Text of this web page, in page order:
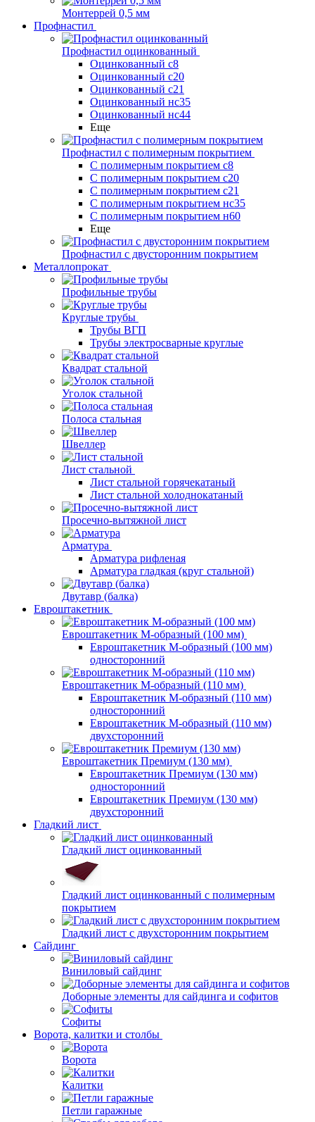
Монтеррей 0,5 мм
Профнастил
Профнастил оцинкованный
Оцинкованный с8
Оцинкованный с20
Оцинкованный с21
Оцинкованный нс35
Оцинкованный нс44
Еще
Профнастил с полимерным покрытием
С полимерным покрытием с8
С полимерным покрытием с20
С полимерным покрытием с21
С полимерным покрытием нс35
С полимерным покрытием н60
Еще
Профнастил с двусторонним покрытием
Металлопрокат
Профильные трубы
Круглые трубы
Трубы ВГП
Трубы электросварные круглые
Квадрат стальной
Уголок стальной
Полоса стальная
Швеллер
Лист стальной
Лист стальной горячекатаный
Лист стальной холоднокатаный
Просечно-вытяжной лист
Арматура
Арматура рифленая
Арматура гладкая (круг стальной)
Двутавр (балка)
Евроштакетник
Евроштакетник М-образный (100 мм)
Евроштакетник М-образный (100 мм)
односторонний
Евроштакетник М-образный (110 мм)
Евроштакетник М-образный (110 мм)
односторонний
Евроштакетник М-образный (110 мм)
двухсторонний
Евроштакетник Премиум (130 мм)
Евроштакетник Премиум (130 мм)
односторонний
Евроштакетник Премиум (130 мм)
двухсторонний
Гладкий лист
Гладкий лист оцинкованный
Гладкий лист оцинкованный с полимерным
покрытием
Гладкий лист с двухсторонним покрытием
Сайдинг
Виниловый сайдинг
Доборные элементы для сайдинга и софитов
Софиты
Ворота, калитки и столбы
Ворота
Калитки
Петли гаражные